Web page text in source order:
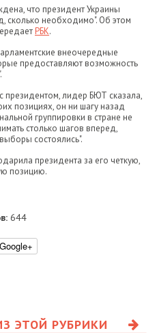
что президент Украины
сколько необходимо". Об этом
РБК.
внеочередные
предоставляют возможность
президентом, лидер БЮТ сказала,
позициях, он ни шагу назад
группировки в стране не
столько шагов вперед,
состоялись".
президента за его четкую,
позицию.
644
Google+
ЭТОЙ РУБРИКИ